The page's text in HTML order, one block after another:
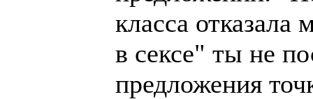
класса отказала
в сексе" ты не
предложения